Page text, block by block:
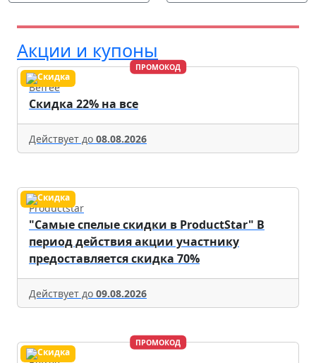
Акции и купоны
ПРОМОКОД
Befree
Скидка 22% на все
Действует до 08.08.2026
Productstar
"Самые спелые скидки в ProductStar" В
период действия акции участнику
предоставляется скидка 70%
Действует до 09.08.2026
ПРОМОКОД